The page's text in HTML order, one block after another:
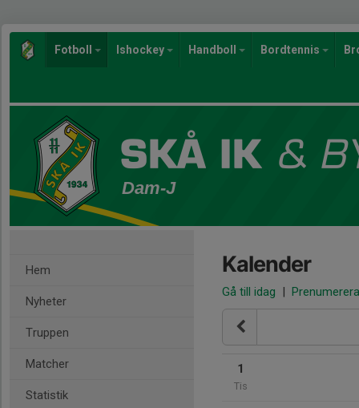
Fotboll Ishockey Handboll Bordtennis
Dam-J
Hem
Nyheter
Truppen
Matcher
Statistik
Kalender
Gå till idag | Prenumerera
1
Tis